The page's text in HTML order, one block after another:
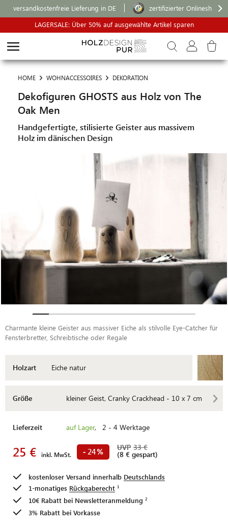
versandkostenfreie Lieferung in DE
zertifizierter Onlineshop
LAGERSALE: Über 50% auf ausgewählte Artikel sparen
HOME WOHNACCESSOIRES DEKORATION
Dekofiguren GHOSTS aus Holz von The
Oak Men
Handgefertigte, stilisierte Geister aus massivem
Holz im dänischen Design
Charmante kleine Geister aus massiver Eiche als stilvolle Eye-Catcher für
Fensterbretter, Schreibtische oder Regale
Holzart Eiche natur
Größe kleiner Geist, Cranky Crackhead - 10 x 7 cm
Lieferzeit auf Lager, 2 - 4 Werktage
25 € inkl. MwSt. - 24%
UVP 33 €
(8 € gespart)
kostenloser Versand innerhalb Deutschlands
1-monatiges Rückgaberecht
10€ Rabatt bei Newsletteranmeldung
3% Rabatt bei Vorkasse